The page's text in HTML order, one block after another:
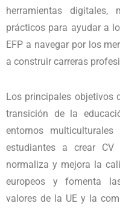
herramientas digitales,
prácticos para ayudar a
EFP a navegar por los
a construir carreras
Los principales objetivos
transición de la
entornos
estudiantes a crear CV
normaliza y mejora la
europeos y fomenta
valores de la UE y la